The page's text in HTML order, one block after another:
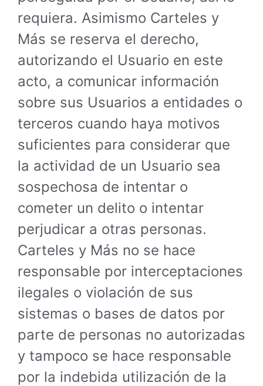
requiera. Asimismo Carteles y
Más se reserva el derecho,
autorizando el Usuario en este
acto, a comunicar información
sobre sus Usuarios a entidades o
terceros cuando haya motivos
suficientes para considerar que
la actividad de un Usuario sea
sospechosa de intentar o
cometer un delito o intentar
perjudicar a otras personas.
Carteles y Más no se hace
responsable por interceptaciones
ilegales o violación de sus
sistemas o bases de datos por
parte de personas no autorizadas
y tampoco se hace responsable
por la indebida utilización de la